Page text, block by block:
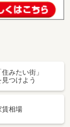
間
住みたい街」
見つけよう
賃相場